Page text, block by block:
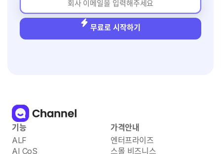
무료로 시작하기
기능
ALF
AI CoS
가격안내
엔터프라이즈
스몰 비즈니스